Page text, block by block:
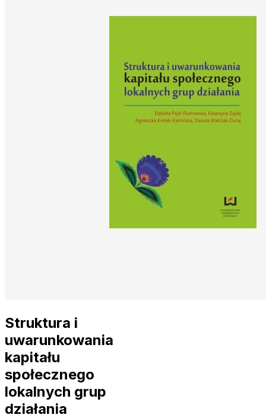
Struktura i
uwarunkowania
kapitału
społecznego
lokalnych grup
działania